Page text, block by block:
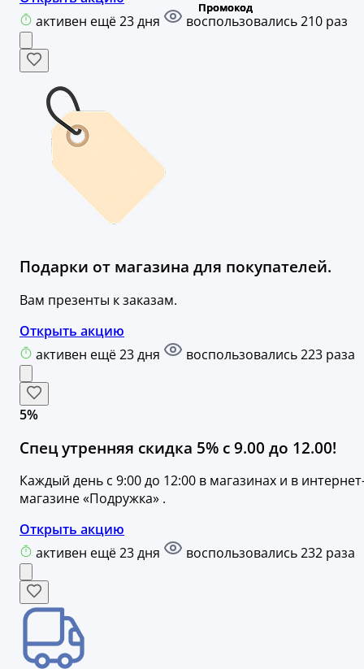
активен ещё 23 дня
воспользовались 210 раз
Подарки от магазина для покупателей.
Вам презенты к заказам.
Открыть акцию
активен ещё 23 дня
воспользовались 223 раза
5%
Спец утренняя скидка 5% с 9.00 до 12.00!
Каждый день с 9:00 до 12:00 в магазинах и в
магазине «Подружка» .
Открыть акцию
активен ещё 23 дня
воспользовались 232 раза